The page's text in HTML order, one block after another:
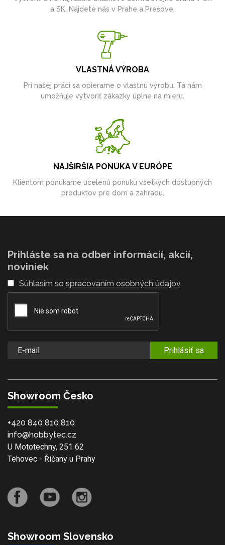
a SK. Nájdete nás v Prahe a Prešove.
VLASTNÁ VÝROBA
Pri našej práci sa opierame o vlastnú výrobu. Tá nám
umožňuje vytvoriť zákazky úplne na mieru.
NAJŠIRŠIA PONUKA V EURÓPE
Klientom ponúkame ucelenú ponuku všetkých dostupných
produktov pre dom a záhradu.
Prihláste sa na odber informácií, akcií,
noviniek
Súhlasím so spracovaním osobných údajov.
Prihlásiť sa
Showroom Česko
+420 840 810 810
info@hobbytec.cz
U Mototechny, 251 62
Tehovec - Říčany u Prahy
Showroom Slovensko